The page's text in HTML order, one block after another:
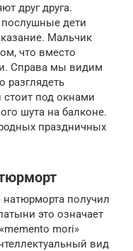
друг друга.
дети
Мальчик
что вместо
Справа мы видим
стоит под окнами
шута на балконе.
праздничных
получил
это означает
mori»
вид